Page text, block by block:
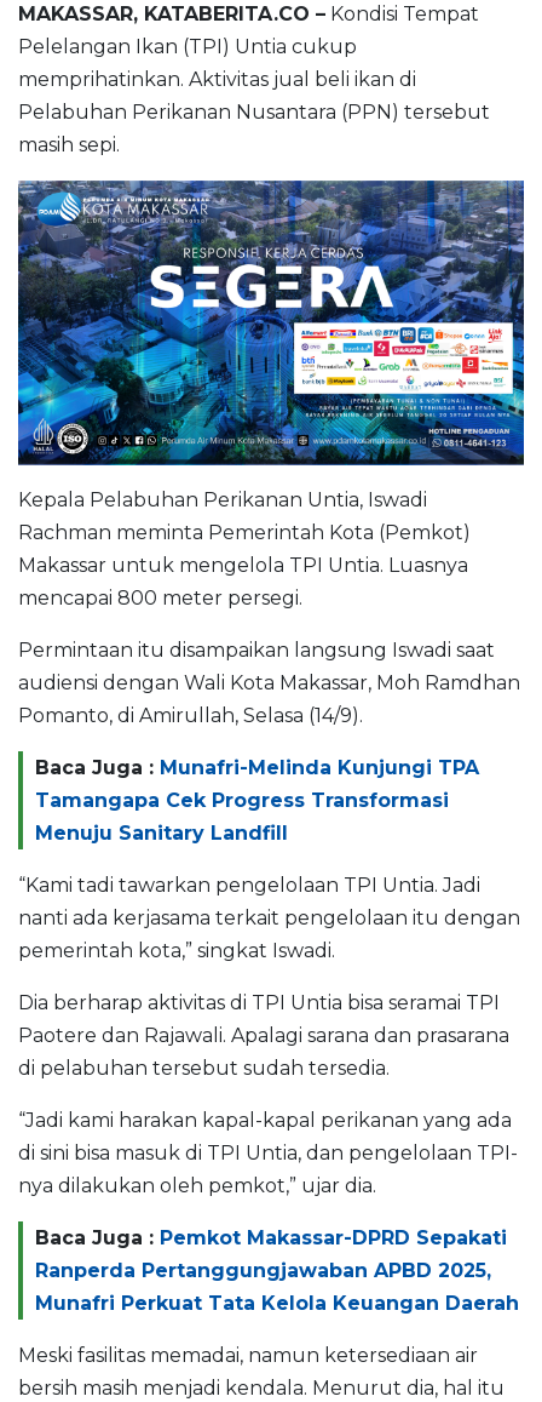
MAKASSAR, KATABERITA.CO – Kondisi Tempat
Pelelangan Ikan (TPI) Untia cukup
memprihatinkan. Aktivitas jual beli ikan di
Pelabuhan Perikanan Nusantara (PPN) tersebut
masih sepi.
Kepala Pelabuhan Perikanan Untia, Iswadi
Rachman meminta Pemerintah Kota (Pemkot)
Makassar untuk mengelola TPI Untia. Luasnya
mencapai 800 meter persegi.
Permintaan itu disampaikan langsung Iswadi saat
audiensi dengan Wali Kota Makassar, Moh Ramdhan
Pomanto, di Amirullah, Selasa (14/9).
Baca Juga : Munafri-Melinda Kunjungi TPA
Tamangapa Cek Progress Transformasi
Menuju Sanitary Landfill
“Kami tadi tawarkan pengelolaan TPI Untia. Jadi
nanti ada kerjasama terkait pengelolaan itu dengan
pemerintah kota,” singkat Iswadi.
Dia berharap aktivitas di TPI Untia bisa seramai TPI
Paotere dan Rajawali. Apalagi sarana dan prasarana
di pelabuhan tersebut sudah tersedia.
“Jadi kami harakan kapal-kapal perikanan yang ada
di sini bisa masuk di TPI Untia, dan pengelolaan TPI-
nya dilakukan oleh pemkot,” ujar dia.
Baca Juga : Pemkot Makassar-DPRD Sepakati
Ranperda Pertanggungjawaban APBD 2025,
Munafri Perkuat Tata Kelola Keuangan Daerah
Meski fasilitas memadai, namun ketersediaan air
bersih masih menjadi kendala. Menurut dia, hal itu